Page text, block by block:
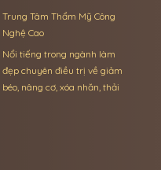
Trung Tâm Thẩm Mỹ Công
Nghệ Cao
Nổi tiếng trong ngành làm
đẹp chuyên điều trị về giảm
béo, nâng cơ, xóa nhăn, thải